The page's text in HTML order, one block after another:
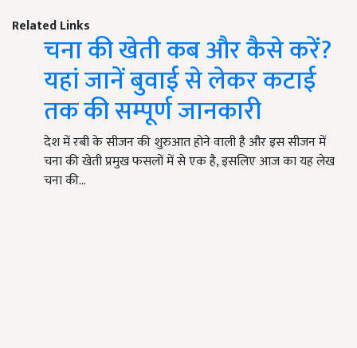
Related Links
चना की खेती कब और कैसे करें?
यहां जानें बुवाई से लेकर कटाई
तक की सम्पूर्ण जानकारी
देश में रबी के सीजन की शुरुआत होने वाली है और इस सीजन में
चना की खेती प्रमुख फसलों में से एक है, इसलिए आज का यह लेख
चना की…